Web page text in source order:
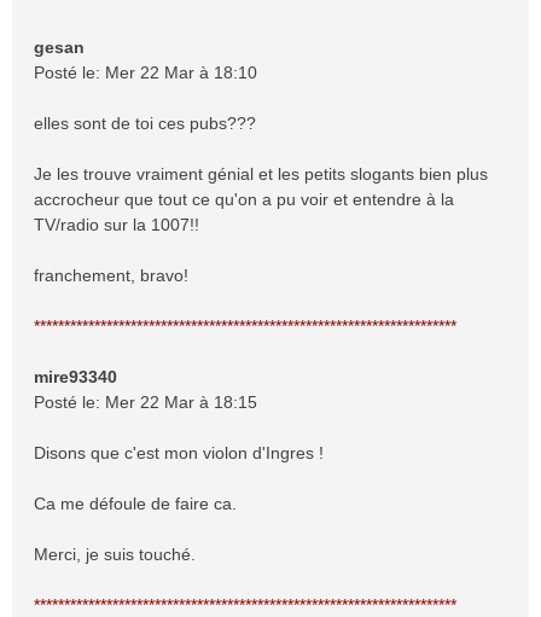
gesan
Posté le: Mer 22 Mar à 18:10
elles sont de toi ces pubs???
Je les trouve vraiment génial et les petits slogants bien plus
accrocheur que tout ce qu'on a pu voir et entendre à la
TV/radio sur la 1007!!
franchement, bravo!
**********************************************************************
mire93340
Posté le: Mer 22 Mar à 18:15
Disons que c'est mon violon d'Ingres !
Ca me défoule de faire ca.
Merci, je suis touché.
**********************************************************************